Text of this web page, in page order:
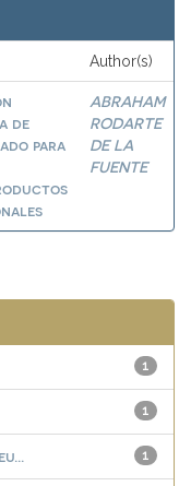
Author(s)
de
para
ABRAHAM
RODARTE
DE LA
FUENTE
1
1
1